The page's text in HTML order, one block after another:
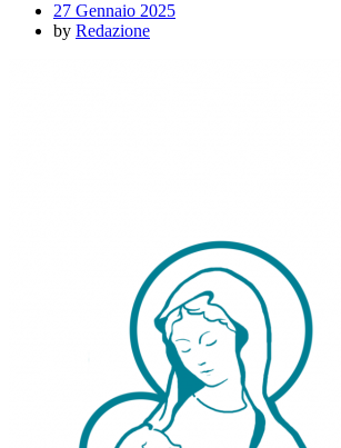
27 Gennaio 2025
by Redazione